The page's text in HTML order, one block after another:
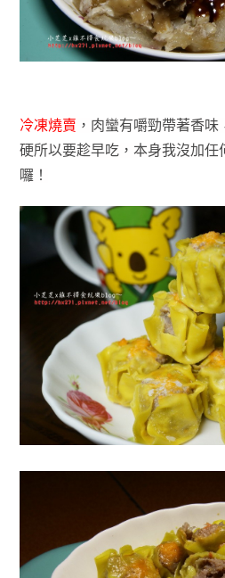
冷凍燒賣 ，肉蠻有嚼勁帶著香
硬所以要趁早吃，本身我沒加任
囉！